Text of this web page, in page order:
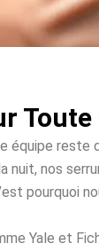
équipe
nos
pourquoi
Yale et